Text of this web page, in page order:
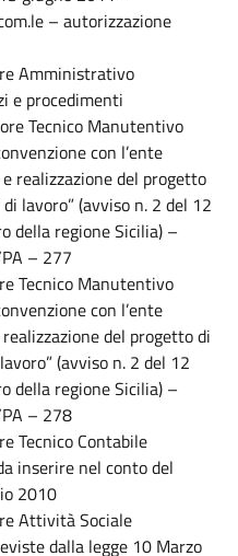
– autorizzazione
Amministrativo
e procedimenti
Tecnico Manutentivo
con l’ente
realizzazione del progetto
lavoro” (avviso n. 2 del 12
della regione Sicilia) –
– 277
Tecnico Manutentivo
con l’ente
del progetto di
(avviso n. 2 del 12
della regione Sicilia) –
– 278
Tecnico Contabile
inserire nel conto del
2010
Attività Sociale
dalla legge 10 Marzo